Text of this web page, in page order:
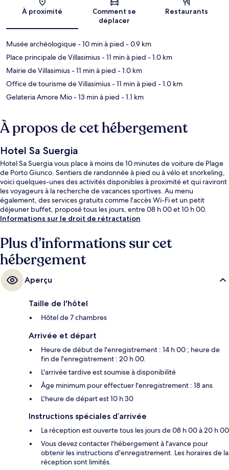
Carte
À proximité
Comment se
déplacer
Restaurants
Musée archéologique- 10 min à pied - 0.9 km
Place principale de Villasimius- 11 min à pied - 1.0 km
Mairie de Villasimius- 11 min à pied - 1.0 km
Office de tourisme de Villasimius- 11 min à pied - 1.0 km
Gelateria Amore Mio- 13 min à pied - 1.1 km
À propos de cet hébergement
Hotel Sa Suergia
Hotel Sa Suergia vous place à moins de 10 minutes de voiture de Plage
de Porto Giunco. Sentiers de randonnée à pied ou à vélo et snorkeling,
voici quelques-unes des activités disponibles à proximité et qui raviront
les voyageurs à la recherche de vacances sportives. Au menu
également, des services gratuits comme l'accès Wi-Fi et un petit
déjeuner buffet, proposé tous les jours, entre 08 h 00 et 10 h 00.
Informations sur le droit de rétractation
Plus d’informations sur cet
hébergement
Aperçu
Taille de l'hôtel
Hôtel de 7 chambres
Arrivée et départ
Heure de début de l'enregistrement : 14 h 00 ; heure de
fin de l'enregistrement : 20 h 00.
L'arrivée tardive est soumise à disponibilité
Âge minimum pour effectuer l'enregistrement : 18 ans
L'heure de départ est 10 h 30
Instructions spéciales d’arrivée
La réception est ouverte tous les jours de 08 h 00 à 20 h 00
Vous devez contacter l'hébergement à l'avance pour
obtenir les instructions d'enregistrement. Les horaires de la
réception sont limités.